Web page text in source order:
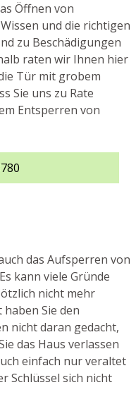
Öffnen von
und die richtigen
zu Beschädigungen
raten wir Ihnen hier
Tür mit grobem
Sie uns zu Rate
Entsperren von
das Aufsperren von
kann viele Gründe
nicht mehr
Sie den
nicht daran gedacht,
das Haus verlassen
einfach nur veraltet
Schlüssel sich nicht